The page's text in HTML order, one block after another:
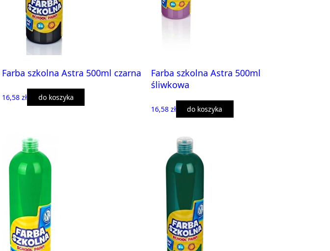
Farba szkolna Astra 500ml czarna
16,58 zł do koszyka
Farba szkolna Astra 500ml
śliwkowa
16,58 zł do koszyka